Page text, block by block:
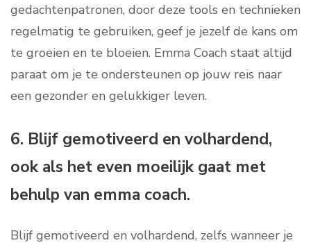
gedachtenpatronen, door deze tools en technieken
regelmatig te gebruiken, geef je jezelf de kans om
te groeien en te bloeien. Emma Coach staat altijd
paraat om je te ondersteunen op jouw reis naar
een gezonder en gelukkiger leven.
6. Blijf gemotiveerd en volhardend,
ook als het even moeilijk gaat met
behulp van emma coach.
Blijf gemotiveerd en volhardend, zelfs wanneer je